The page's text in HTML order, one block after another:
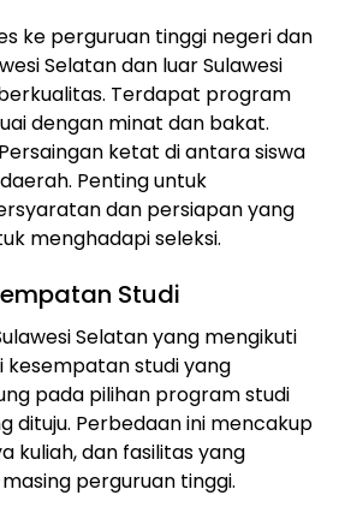
ke perguruan tinggi negeri dan
Selatan dan luar Sulawesi
Terdapat program
dengan minat dan bakat.
Persaingan ketat di antara siswa
Penting untuk
dan persiapan yang
menghadapi seleksi.
Studi
Selatan yang mengikuti
kesempatan studi yang
pada pilihan program studi
dituju. Perbedaan ini mencakup
kuliah, dan fasilitas yang
perguruan tinggi.